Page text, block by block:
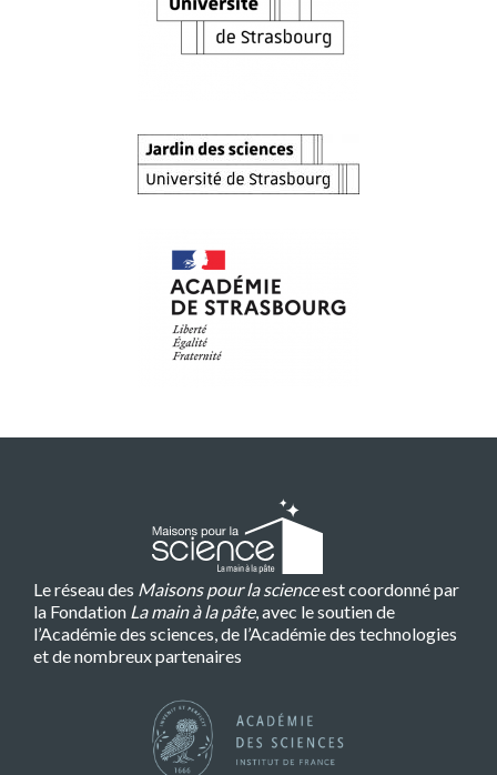
Le réseau des Maisons pour la scienceest coordonné par
la Fondation La main à la pâte, avec le soutien de
l’Académie des sciences, de l’Académie des technologies
et de nombreux partenaires